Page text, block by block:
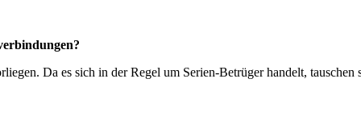
Da es sich in der Regel um Serien-Betrüger handelt, tauschen